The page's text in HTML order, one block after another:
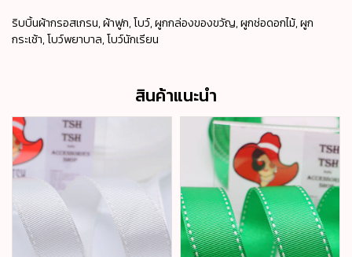
ริบบิ้นผ้ากรอสเกรน, ผ้าฟูก, โบว์, ผูกกล่องของขวัญ, ผูกช่อดอกไม้, ผูก
กระเช้า, โบว์พยาบาล, โบว์นักเรียน
สินค้าแนะนำ